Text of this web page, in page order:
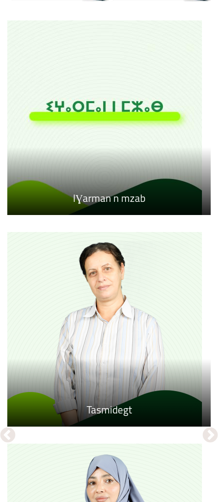
Timarit (isallen)
IZLAN
IƔarman n mzab
Tasmidegt
TimeƔriwin
Zedɣent Degul